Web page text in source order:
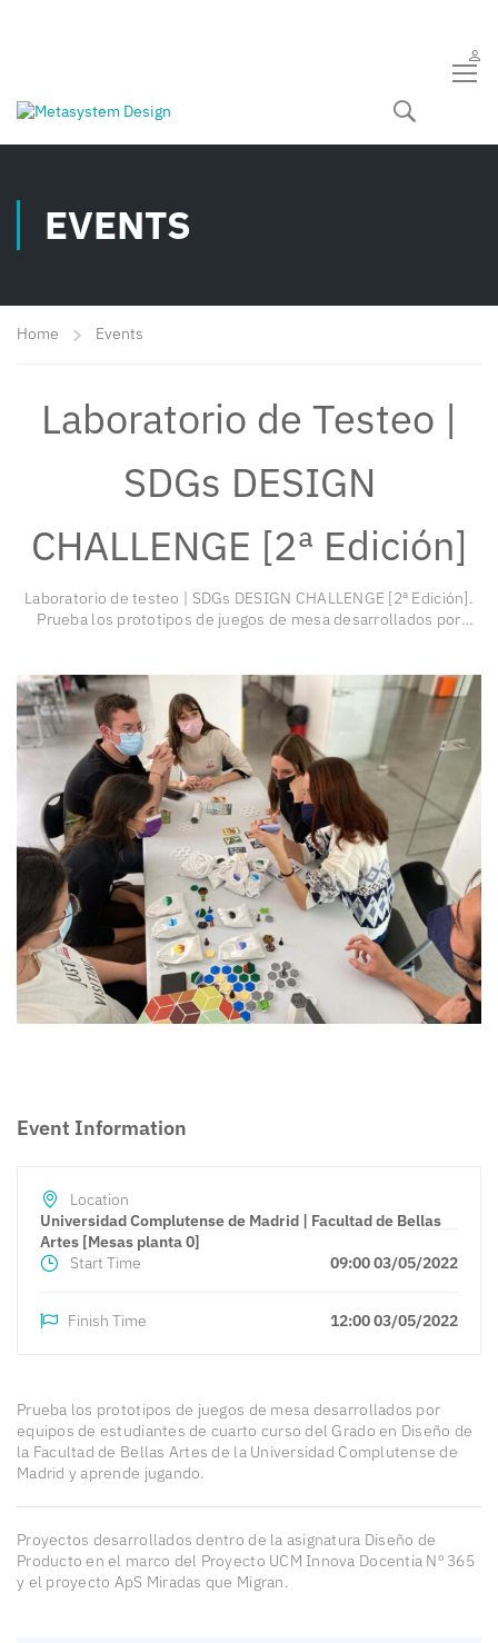
EVENTS
Home Events
Laboratorio de Testeo |
SDGs DESIGN
CHALLENGE [2ª Edición]
Laboratorio de testeo | SDGs DESIGN CHALLENGE [2ª Edición].
Prueba los prototipos de juegos de mesa desarrollados por
Madrid y aprende jugando.
Event Information
Location
Universidad Complutense de Madrid | Facultad de Bellas
Artes [Mesas planta 0]
Start Time
09:00 03/05/2022
Finish Time 12:00 03/05/2022
Prueba los prototipos de juegos de mesa desarrollados por
equipos de estudiantes de cuarto curso del Grado en Diseño de
la Facultad de Bellas Artes de la Universidad Complutense de
Madrid y aprende jugando.
Proyectos desarrollados dentro de la asignatura Diseño de
Producto en el marco del Proyecto UCM Innova Docentia Nº 365
y el proyecto ApS Miradas que Migran.